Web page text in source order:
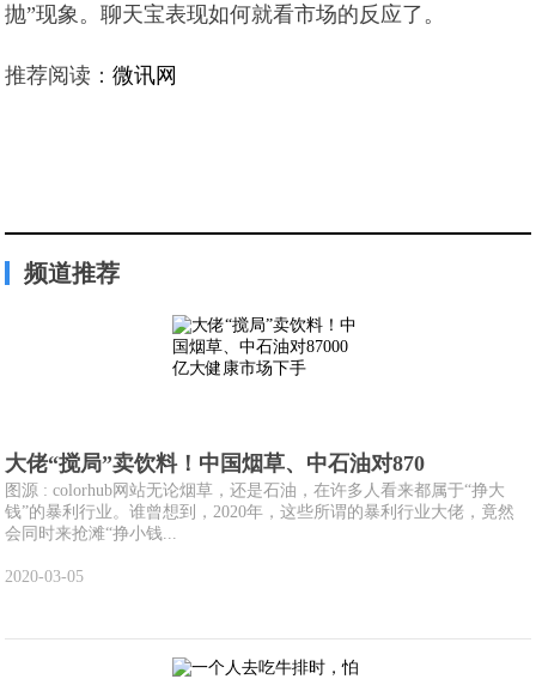
抛”现象。聊天宝表现如何就看市场的反应了。
推荐阅读：微讯网
频道推荐
大佬“搅局”卖饮料！中国烟草、中石油对870
图源 : colorhub网站无论烟草，还是石油，在许多人看来都属于“挣大
钱”的暴利行业。谁曾想到，2020年，这些所谓的暴利行业大佬，竟然
会同时来抢滩“挣小钱...
2020-03-05